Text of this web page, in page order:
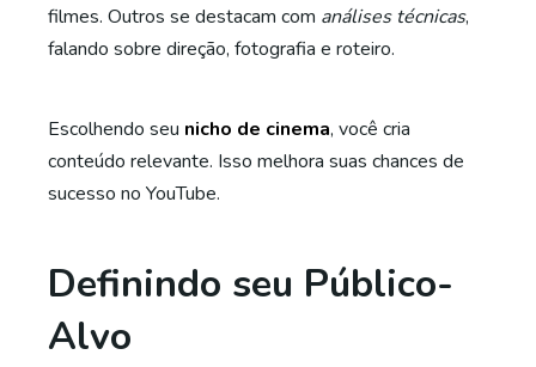
filmes. Outros se destacam com análises técnicas,
falando sobre direção, fotografia e roteiro.
Escolhendo seu nicho de cinema, você cria
conteúdo relevante. Isso melhora suas chances de
sucesso no YouTube.
Definindo seu Público-
Alvo